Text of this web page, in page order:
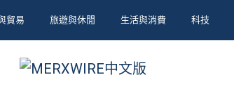
貿易 旅遊與休閒 生活與消費 科技